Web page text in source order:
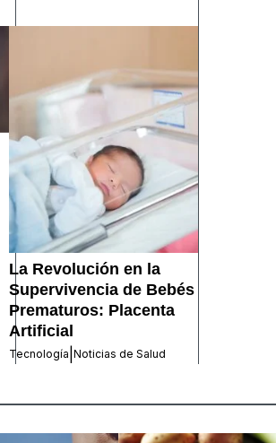
La Revolución en la
Supervivencia de Bebés
Prematuros: Placenta
Artificial
Tecnología |Noticias de Salud